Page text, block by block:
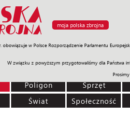
moja polska zbrojna
obowiązuje w Polsce Rozporządzenie Parlamentu
W związku z powyższym przygotowaliśmy dla Państwa
Sprzęt Misje Polityka Prawo
Poligon Sprzęt
Świat Społeczność